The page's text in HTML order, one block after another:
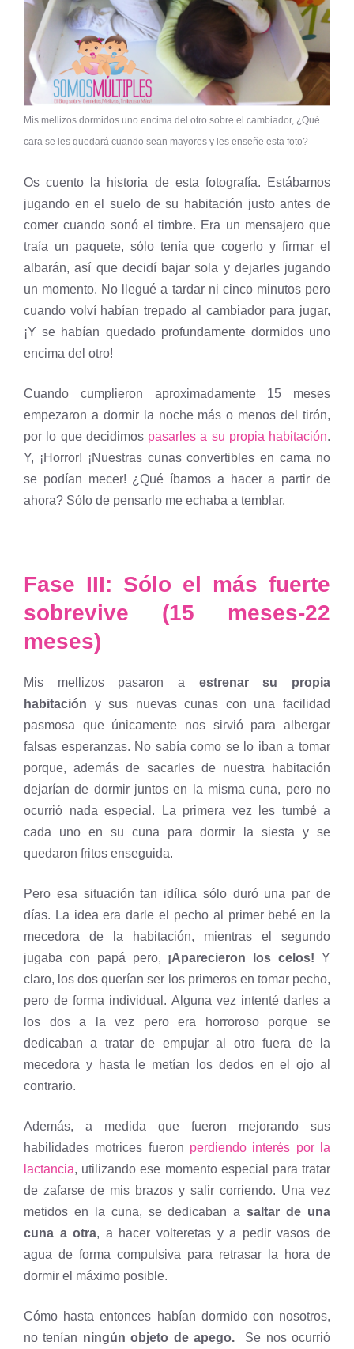
Mis mellizos dormidos uno encima del otro sobre el cambiador, ¿Qué
cara se les quedará cuando sean mayores y les enseñe esta foto?
Os cuento la historia de esta fotografía. Estábamos
jugando en el suelo de su habitación justo antes de
comer cuando sonó el timbre. Era un mensajero que
traía un paquete, sólo tenía que cogerlo y firmar el
albarán, así que decidí bajar sola y dejarles jugando
un momento. No llegué a tardar ni cinco minutos pero
cuando volví habían trepado al cambiador para jugar,
¡Y se habían quedado profundamente dormidos uno
encima del otro!
Cuando cumplieron aproximadamente 15 meses
empezaron a dormir la noche más o menos del tirón,
por lo que decidimos pasarles a su propia habitación.
Y, ¡Horror! ¡Nuestras cunas convertibles en cama no
se podían mecer! ¿Qué íbamos a hacer a partir de
ahora? Sólo de pensarlo me echaba a temblar.
Fase III: Sólo el más fuerte
sobrevive (15 meses-22
meses)
Mis mellizos pasaron a estrenar su propia
habitación y sus nuevas cunas con una facilidad
pasmosa que únicamente nos sirvió para albergar
falsas esperanzas. No sabía como se lo iban a tomar
porque, además de sacarles de nuestra habitación
dejarían de dormir juntos en la misma cuna, pero no
ocurrió nada especial. La primera vez les tumbé a
cada uno en su cuna para dormir la siesta y se
quedaron fritos enseguida.
Pero esa situación tan idílica sólo duró una par de
días. La idea era darle el pecho al primer bebé en la
mecedora de la habitación, mientras el segundo
jugaba con papá pero, ¡Aparecieron los celos! Y
claro, los dos querían ser los primeros en tomar pecho,
pero de forma individual. Alguna vez intenté darles a
los dos a la vez pero era horroroso porque se
dedicaban a tratar de empujar al otro fuera de la
mecedora y hasta le metían los dedos en el ojo al
contrario.
Además, a medida que fueron mejorando sus
habilidades motrices fueron perdiendo interés por la
lactancia, utilizando ese momento especial para tratar
de zafarse de mis brazos y salir corriendo. Una vez
metidos en la cuna, se dedicaban asaltar de una
cuna a otra, a hacer volteretas y a pedir vasos de
agua de forma compulsiva para retrasar la hora de
dormir el máximo posible.
Cómo hasta entonces habían dormido con nosotros,
no tenían ningún objeto de apego. Se nos ocurrió